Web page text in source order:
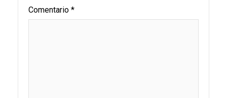
Comentario *